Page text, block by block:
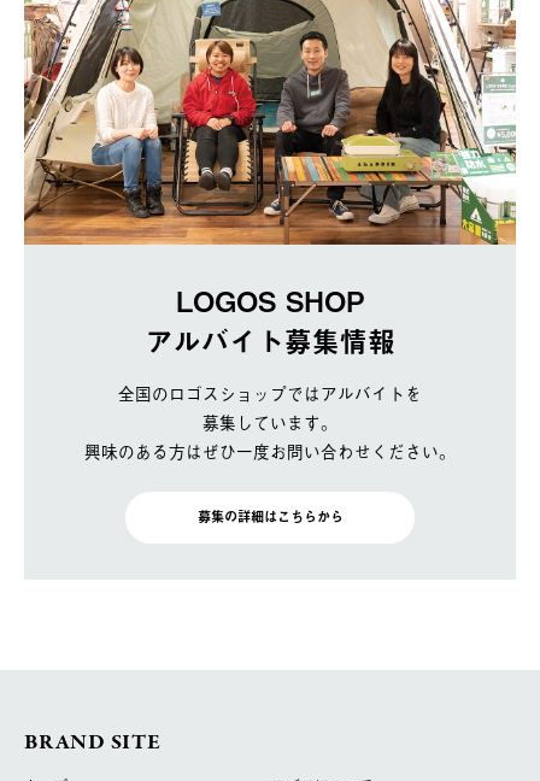
LOGOS SHOP
アルバイト募集情報
全国のロゴスショップではアルバイトを
募集しています。
興味のある方はぜひ一度お問い合わせください。
募集の詳細はこちらから
BRAND SITE